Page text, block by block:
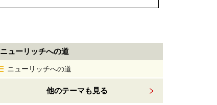
ニューリッチへの道
ニューリッチへの道
他のテーマも見る